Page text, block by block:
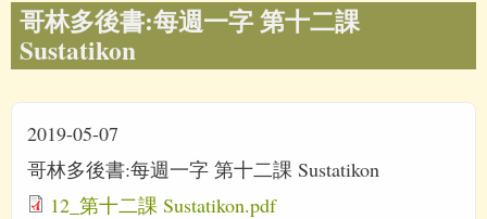
哥林多後書:每週一字 第十二課
Sustatikon
2019-05-07
哥林多後書:每週一字 第十二課 Sustatikon
12_第十二課 Sustatikon.pdf